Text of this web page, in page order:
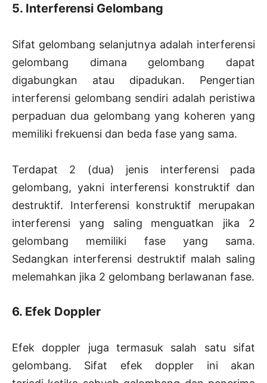
5. Interferensi Gelombang
Sifat gelombang selanjutnya adalah interferensi
gelombang dimana gelombang dapat
digabungkan atau dipadukan. Pengertian
interferensi gelombang sendiri adalah peristiwa
perpaduan dua gelombang yang koheren yang
memiliki frekuensi dan beda fase yang sama.
Terdapat 2 (dua) jenis interferensi pada
gelombang, yakni interferensi konstruktif dan
destruktif. Interferensi konstruktif merupakan
interferensi yang saling menguatkan jika 2
gelombang memiliki fase yang sama.
Sedangkan interferensi destruktif malah saling
melemahkan jika 2 gelombang berlawanan fase.
6. Efek Doppler
Efek doppler juga termasuk salah satu sifat
gelombang. Sifat efek doppler ini akan